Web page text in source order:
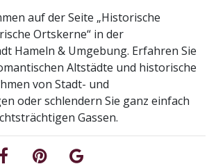
auf der Seite „Historische
Ortskerne“ in der
Hameln & Umgebung. Erfahren Sie
Altstädte und historische
von Stadt- und
oder schlendern Sie ganz einfach
Gassen.